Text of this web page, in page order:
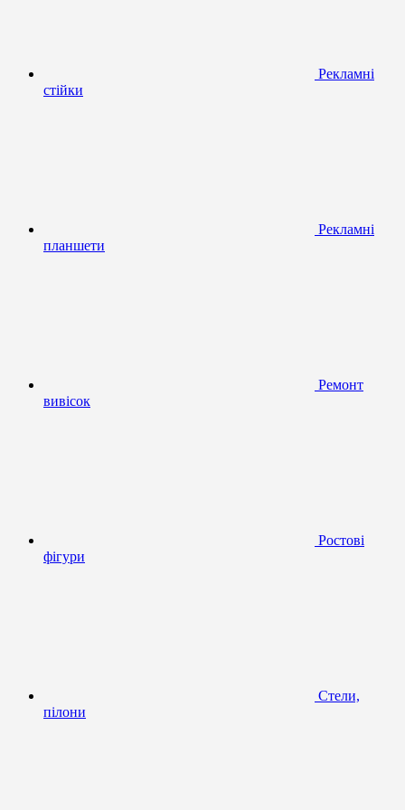
Рекламні
стійки
Рекламні
планшети
Ремонт
вивісок
Ростові
фігури
Стели,
пілони